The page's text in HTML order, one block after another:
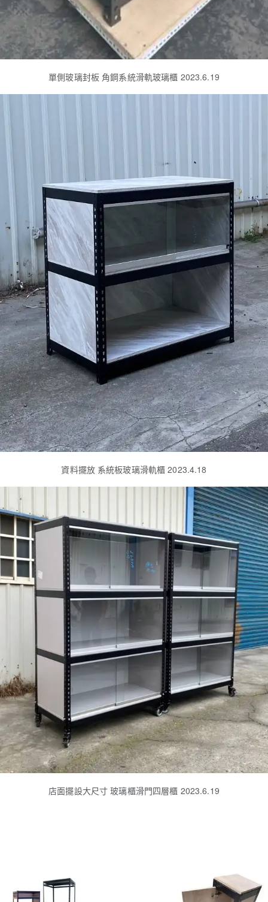
單側玻璃封板 角鋼系統滑軌玻璃櫃 2023.6.19
資料擺放 系統板玻璃滑軌櫃 2023.4.18
店面擺設大尺寸 玻璃櫃滑門四層櫃 2023.6.19